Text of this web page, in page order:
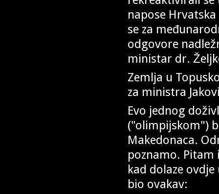
napose
se za
odgovore
ministar dr.
Zemlja u
za ministra
Evo jednog
("olimpijskom")
Makedonaca.
poznamo.
kad dolaze
bio ovakav: